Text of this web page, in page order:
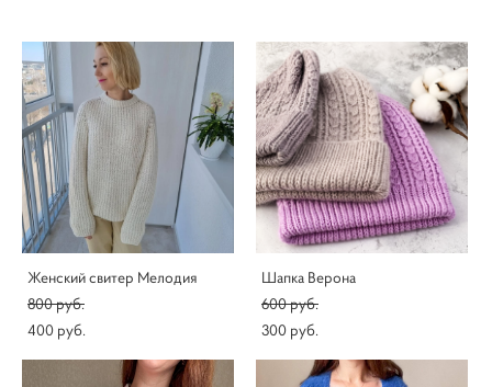
Женский свитер Мелодия
800 pуб.
400 pуб.
Шапка Верона
600 pуб.
300 pуб.